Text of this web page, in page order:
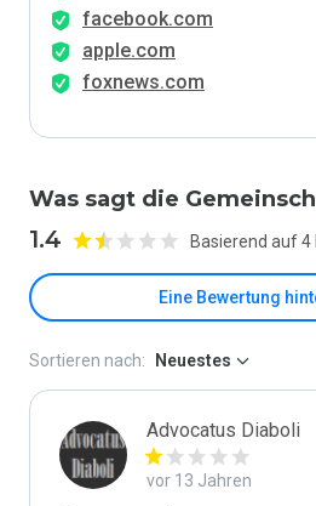
facebook.com
apple.com
foxnews.com
Was sagt die
1.4 Basierend auf
Eine Bewertung
Sortieren nach: Neuestes
Advocatus Diaboli
vor 13 Jahren